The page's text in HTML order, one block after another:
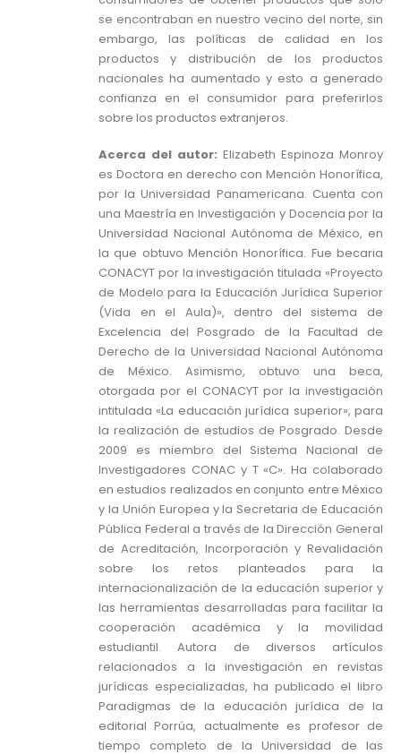
se encontraban en nuestro vecino del norte, sin
embargo, las políticas de calidad en los
productos y distribución de los productos
nacionales ha aumentado y esto a generado
confianza en el consumidor para preferirlos
sobre los productos extranjeros.
Acerca del autor: Elizabeth Espinoza Monroy
es Doctora en derecho con Mención Honorífica,
por la Universidad Panamericana. Cuenta con
una Maestría en Investigación y Docencia por la
Universidad Nacional Autónoma de México, en
la que obtuvo Mención Honorífica. Fue becaria
CONACYT por la investigación titulada «Proyecto
de Modelo para la Educación Jurídica Superior
(Vida en el Aula)», dentro del sistema de
Excelencia del Posgrado de la Facultad de
Derecho de la Universidad Nacional Autónoma
de México. Asimismo, obtuvo una beca,
otorgada por el CONACYT por la investigación
intitulada «La educación jurídica superior», para
la realización de estudios de Posgrado. Desde
2009 es miembro del Sistema Nacional de
Investigadores CONAC y T «C». Ha colaborado
en estudios realizados en conjunto entre México
y la Unión Europea y la Secretaria de Educación
Pública Federal a través de la Dirección General
de Acreditación, Incorporación y Revalidación
sobre los retos planteados para la
internacionalización de la educación superior y
las herramientas desarrolladas para facilitar la
cooperación académica y la movilidad
estudiantil. Autora de diversos artículos
relacionados a la investigación en revistas
jurídicas especializadas, ha publicado el libro
Paradigmas de la educación jurídica de la
editorial Porrúa, actualmente es profesor de
tiempo completo de la Universidad de las